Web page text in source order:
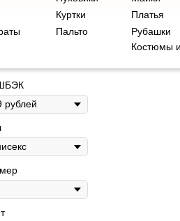
Куртки
Пальто
Платья
Костюмы и
Рубашки